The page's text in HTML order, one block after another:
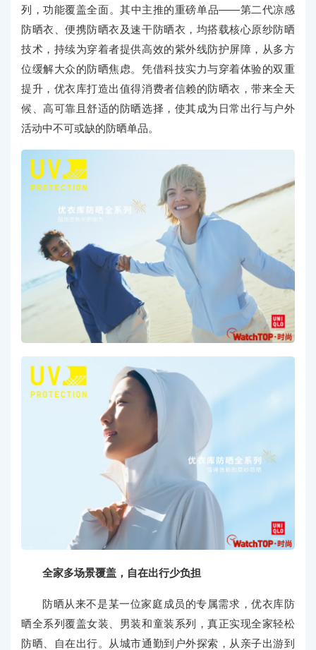
列，功能覆盖全面。其中主推的重磅单品——第二代凉感
防晒衣、便携防晒衣及速干防晒衣，均搭载核心原纱防晒
技术，持续为穿着者提供高效的紫外线防护屏障，从多方
位缓解大众的防晒焦虑。凭借科技实力与穿着体验的双重
提升，优衣库打造出值得消费者信赖的防晒衣，带来全天
候、高可靠且舒适的防晒选择，使其成为日常出行与户外
活动中不可或缺的防晒单品。
全家多场景覆盖，自在出行少负担
防晒从来不是某一位家庭成员的专属需求，优衣库防
晒全系列覆盖女装、男装和童装系列，真正实现全家轻松
防晒、自在出行。从城市通勤到户外探索，从亲子出游到